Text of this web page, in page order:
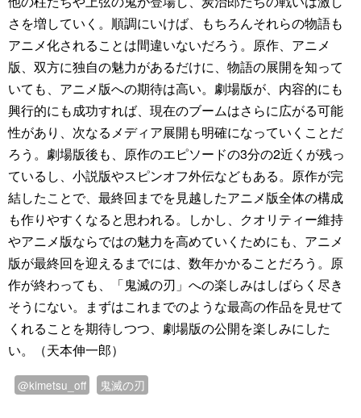
さを増していく。順調にいけば、もちろんそれらの物語も
アニメ化されることは間違いないだろう。原作、アニメ
版、双方に独自の魅力があるだけに、物語の展開を知って
いても、アニメ版への期待は高い。劇場版が、内容的にも
興行的にも成功すれば、現在のブームはさらに広がる可能
性があり、次なるメディア展開も明確になっていくことだ
ろう。劇場版後も、原作のエピソードの3分の2近くが残っ
ているし、小説版やスピンオフ外伝などもある。原作が完
結したことで、最終回までを見越したアニメ版全体の構成
も作りやすくなると思われる。しかし、クオリティー維持
やアニメ版ならではの魅力を高めていくためにも、アニメ
版が最終回を迎えるまでには、数年かかることだろう。原
作が終わっても、「鬼滅の刃」への楽しみはしばらく尽き
そうにない。まずはこれまでのような最高の作品を見せて
くれることを期待しつつ、劇場版の公開を楽しみにした
い。（天本伸一郎）
@kimetsu_off 鬼滅の刃